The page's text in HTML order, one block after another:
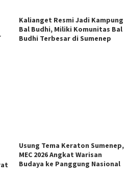
Kalianget Resmi Jadi Kampung
Bal Budhi, Miliki Komunitas Bal
Budhi Terbesar di Sumenep
Usung Tema Keraton Sumenep,
MEC 2026 Angkat Warisan
Budaya ke Panggung Nasional